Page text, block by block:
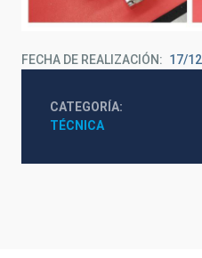
FECHA DE REALIZACIÓN 17/
CATEGORÍA
TÉCNICA